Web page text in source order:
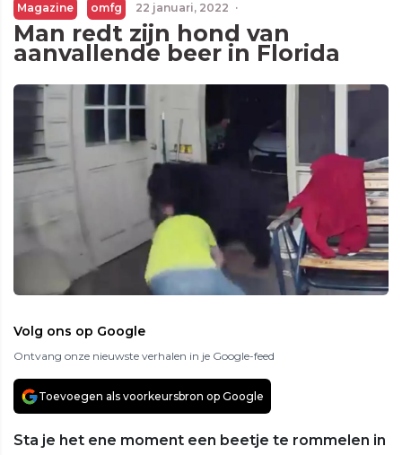
Magazine omfg 22 januari, 2022 ·
Man redt zijn hond van
aanvallende beer in Florida
Volg ons op Google
Ontvang onze nieuwste verhalen in je Google-feed
Toevoegen als voorkeursbron op Google
Sta je het ene moment een beetje te rommelen in